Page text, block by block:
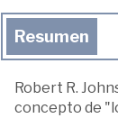
Resumen
Robert R.
concepto de